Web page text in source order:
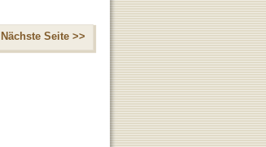
Nächste Seite >>